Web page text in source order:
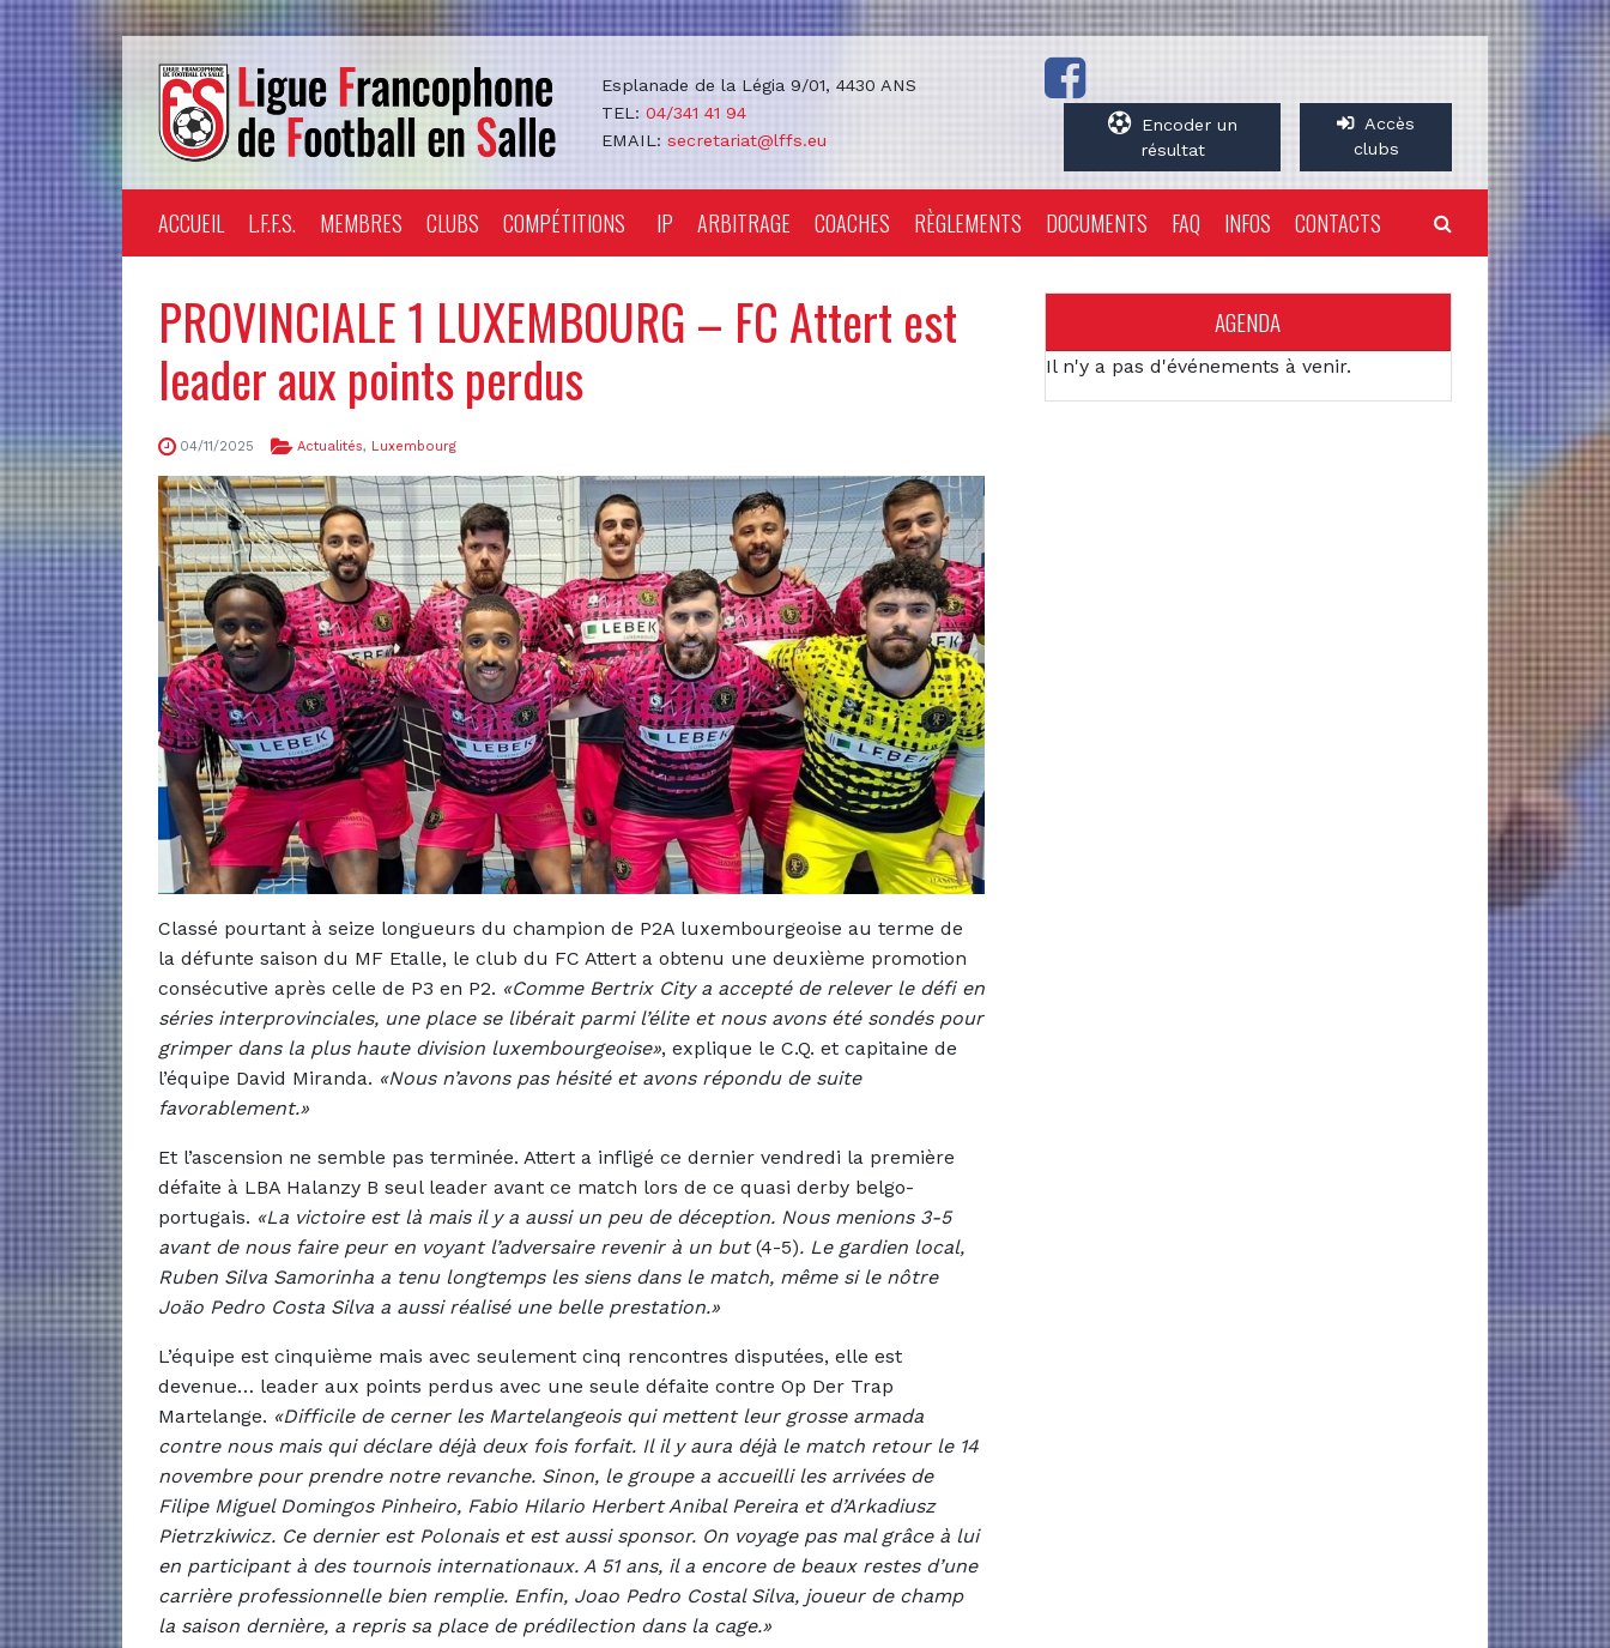
Esplanade de la Légia 9/01, 4430 ANS
TEL: 04/341 41 94
EMAIL: secretariat@lffs.eu
Encoder un
résultat
Accès
clubs
ACCUEIL L.F.F.S. MEMBRES CLUBS COMPÉTITIONS IP ARBITRAGE COACHES RÈGLEMENTS DOCUMENTS FAQ INFOS CONTACTS
PROVINCIALE 1 LUXEMBOURG – FC Attert est
leader aux points perdus
04/11/2025 Actualités, Luxembourg
Classé pourtant à seize longueurs du champion de P2A luxembourgeoise au terme de
la défunte saison du MF Etalle, le club du FC Attert a obtenu une deuxième promotion
consécutive après celle de P3 en P2. «Comme Bertrix City a accepté de relever le défi en
séries interprovinciales, une place se libérait parmi l’élite et nous avons été sondés pour
grimper dans la plus haute division luxembourgeoise», explique le C.Q. et capitaine de
l’équipe David Miranda. «Nous n’avons pas hésité et avons répondu de suite
favorablement.»
Et l’ascension ne semble pas terminée. Attert a infligé ce dernier vendredi la première
défaite à LBA Halanzy B seul leader avant ce match lors de ce quasi derby belgo-
portugais. «La victoire est là mais il y a aussi un peu de déception. Nous menions 3-5
avant de nous faire peur en voyant l’adversaire revenir à un but(4-5). Le gardien local,
Ruben Silva Samorinha a tenu longtemps les siens dans le match, même si le nôtre
Joäo Pedro Costa Silva a aussi réalisé une belle prestation.»
L’équipe est cinquième mais avec seulement cinq rencontres disputées, elle est
devenue… leader aux points perdus avec une seule défaite contre Op Der Trap
Martelange. «Difficile de cerner les Martelangeois qui mettent leur grosse armada
contre nous mais qui déclare déjà deux fois forfait. Il il y aura déjà le match retour le 14
novembre pour prendre notre revanche. Sinon, le groupe a accueilli les arrivées de
Filipe Miguel Domingos Pinheiro, Fabio Hilario Herbert Anibal Pereira et d’Arkadiusz
Pietrzkiwicz. Ce dernier est Polonais et est aussi sponsor. On voyage pas mal grâce à lui
en participant à des tournois internationaux. A 51 ans, il a encore de beaux restes d’une
carrière professionnelle bien remplie. Enfin, Joao Pedro Costal Silva, joueur de champ
la saison dernière, a repris sa place de prédilection dans la cage.»
AGENDA
Il n'y a pas d'événements à venir.